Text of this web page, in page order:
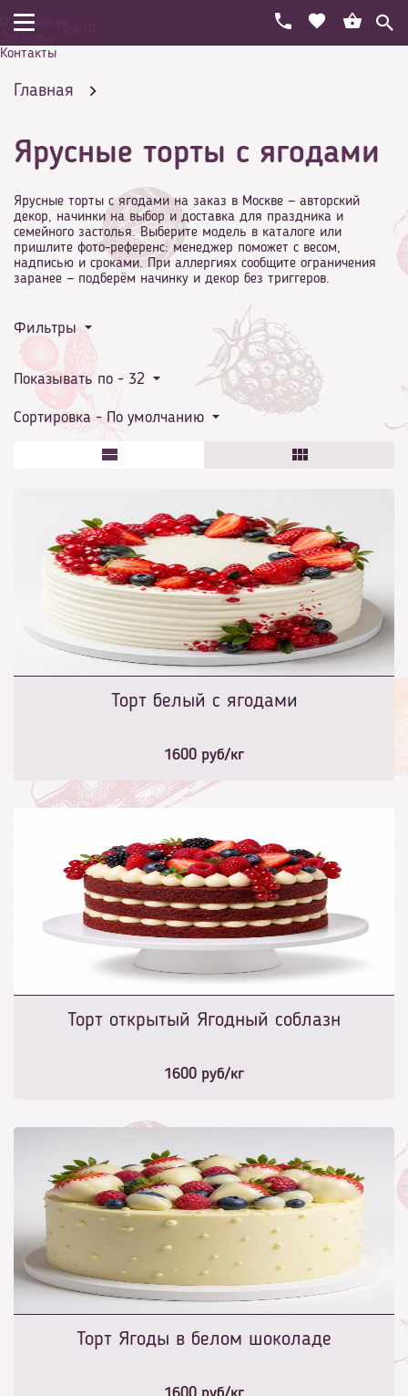
О компании
Контакты
Главная
Праздничный торт на день рождения
С ягодами Ярусные торты с ягодами
Ярусные торты с ягодами
Ярусные торты с ягодами на заказ в Москве — авторский
декор, начинки на выбор и доставка для праздника и
семейного застолья. Выберите модель в каталоге или
пришлите фото-референс: менеджер поможет с весом,
надписью и сроками. При аллергиях сообщите ограничения
заранее — подберём начинку и декор без триггеров.
Фильтры
Показывать по - 32
Сортировка - По умолчанию
Торт белый с ягодами
1600 руб/кг
Торт открытый Ягодный соблазн
1600 руб/кг
Торт Ягоды в белом шоколаде